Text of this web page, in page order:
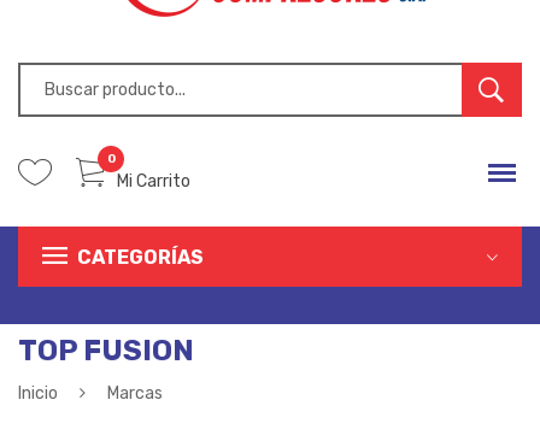
INICIAR SESIÓN
REGISTRARSE
Mi Carrito
0
CATEGORÍAS
TOP FUSION
Inicio Marcas